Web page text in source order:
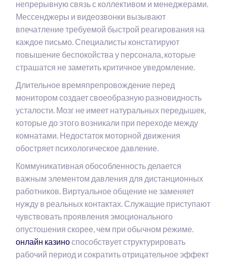
непрерывную связь с коллективом и менеджерами.
Мессенджеры и видеозвонки вызывают
впечатление требуемой быстрой реагирования на
каждое письмо. Специалисты констатируют
повышение беспокойства у персонала, которые
страшатся не заметить критичное уведомление.
Длительное времяпрепровождение перед
монитором создает своеобразную разновидность
усталости. Мозг не имеет натуральных передышек,
которые до этого возникали при переходе между
комнатами. Недостаток моторной движения
обостряет психологическое давление.
Коммуникативная обособленность делается
важным элементом давления для дистанционных
работников. Виртуальное общение не заменяет
нужду в реальных контактах. Служащие приступают
чувствовать проявления эмоционального
опустошения скорее, чем при обычном режиме.
онлайн казиноспособствует структурировать
рабочий период и сократить отрицательное эффект